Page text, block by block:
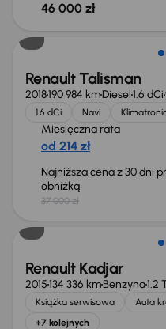
46 000 zł
Taniej o 1 000 zł
Renault Talisman
2018190 984 kmDiesel1.6 dCi
1.6 dCi Navi
Miesięczna rata
od 214 zł
Najniższa cena z 30 dni
obniżką
37 000 zł
Renault Kadjar
2015134 336 kmBenzyna1.2
Książka serwisowa Auta
+7 kolejnych